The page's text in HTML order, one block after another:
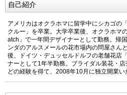
自己紹介
アメリカはオクラホマに留学中にシカゴの
クルー」を卒業。大学卒業後、オクラホマ
atch」で一年間デザイナーとして勤務。帰
ンダのアルスメールの花市場内の問屋さん
後、ドイツ・デュッセルドルフの老舗花店「
ナーとして1年半勤務。ブライダル装花・
どの経験を得て、2008年10月に独立開業い